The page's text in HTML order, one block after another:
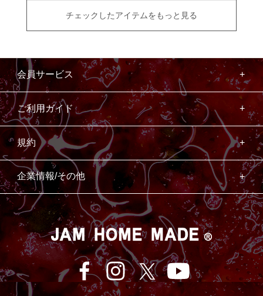
チェックしたアイテムをもっと見る
会員サービス
ご利用ガイド
規約
企業情報/その他